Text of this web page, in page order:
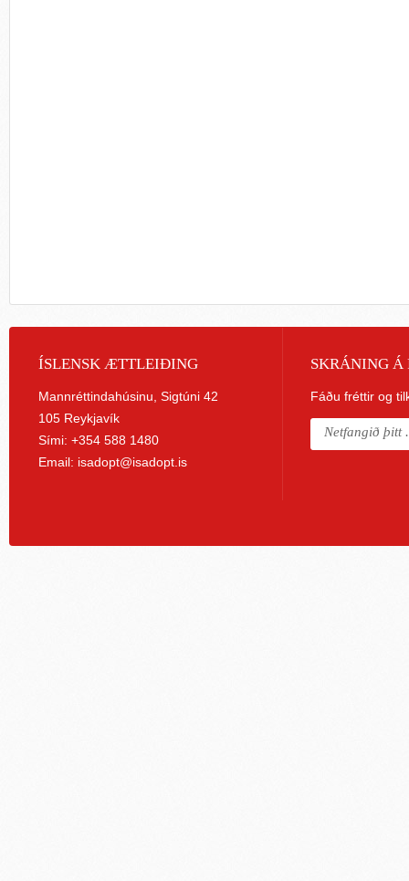
ÍSLENSK ÆTTLEIÐING
Mannréttindahúsinu, Sigtúni 42
105 Reykjavík
Sími: +354 588 1480
Email: isadopt@isadopt.is
SKRÁNING Á
Fáðu fréttir og